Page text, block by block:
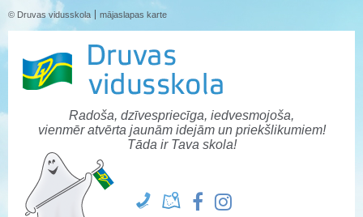
© Druvas vidusskola mājaslapas karte
Radoša, dzīvespriecīga, iedvesmojoša,
vienmēr atvērta jaunām idejām un priekšlikumiem!
Tāda ir Tava skola!